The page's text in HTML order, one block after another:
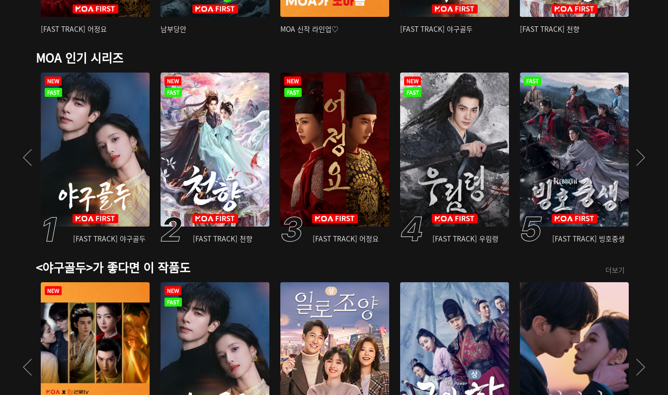
[FAST TRACK] 어정요 남부당안 MOA 신작 라인업♡ [FAST TRACK] 야구골두 [FAST TRACK] 천향
MOA 인기 시리즈
[FAST TRACK] 야구골두 [FAST TRACK] 천향 [FAST TRACK] 어정요 [FAST TRACK] 우림령 [FAST TRACK] 빙호중생
<야구골두>가 좋다면 이 작품도 더보기